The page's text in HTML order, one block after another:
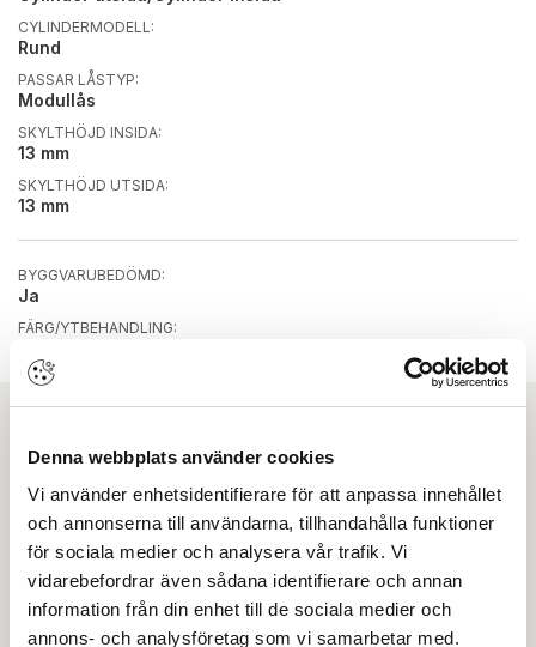
Denna webbplats använder cookies
Vi använder enhetsidentifierare för att anpassa innehållet
och annonserna till användarna, tillhandahålla funktioner
för sociala medier och analysera vår trafik. Vi
vidarebefordrar även sådana identifierare och annan
information från din enhet till de sociala medier och
annons- och analysföretag som vi samarbetar med.
CYLINDERMODELL:
Rund
PASSAR LÅSTYP:
Modullås
SKYLTHÖJD INSIDA:
13 mm
SKYLTHÖJD UTSIDA:
13 mm
BYGGVARUBEDÖMD:
Ja
FÄRG/YTBEHANDLING:
Ladda ner
ASSA ABLOY Ytbehandlingar
Drift & skötsel